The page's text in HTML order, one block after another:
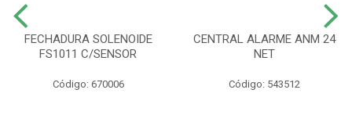
FECHADURA SOLENOIDE
FS1011 C/SENSOR
Código: 670006
CENTRAL ALARME ANM 24
NET
Código: 543512